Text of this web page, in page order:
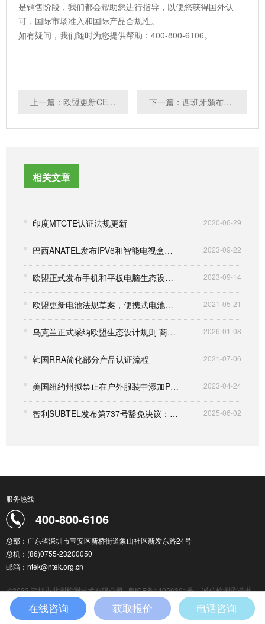
是销售阶段，我们都会帮助您进行指导，以便您获得国外认
可，国际市场准入和国际产品合规性。
如有疑问，我们随时为您提供帮助：400-800-6106。
上一篇：欧盟更新CE RED指令 下一篇：西班牙颁布卫生口罩的法规要求CSM/115/2021
相关文章
印度MTCTE认证法规更新 2020-06-29
巴西ANATEL发布IPV6和智能电视盒技术标准 2023-09-22
欧盟正式发布手机和平板电脑生态设计及能源标签法案 2023-09-14
欧盟更新电池法规草案，便携式电池要求更新详解 2021-05-21
乌克兰正式采纳欧盟生态设计规则 商用制冷设备迎来新标准 2026-01-08
韩国RRA简化部分产品认证流程 2021-07-06
美国纽约州拟禁止在户外服装中添加PFAS物质 2023-04-24
智利SUBTEL发布第737号豁免决议：短程设备(SRD)认证体系全面升级 2025-06-02
服务热线
400-800-6106
总部：广东省深圳市宝安区新桥街道象山社区新发东路24号
总机：(86)0755-23200050
邮箱：ntek@ntek.org.cn
©2022 深圳市北测检测技术有限公司 粤ICP备14056301号 诚信检测承诺书 |
|
在线咨询 获取报价 电话咨询